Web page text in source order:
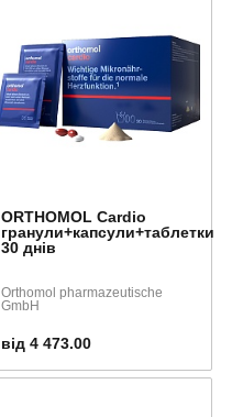
ORTHOMOL Cardio
гранули+капсули+таблетки
30 днів
Orthomol pharmazeutische
GmbH
від 4 473.00